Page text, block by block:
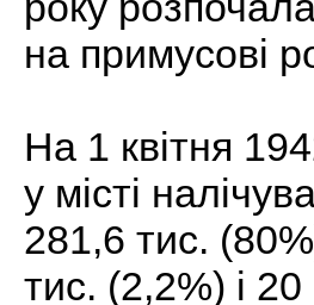
на примусові
На 1 квітня
у місті
281,6 тис.
тис. (2,2%) і